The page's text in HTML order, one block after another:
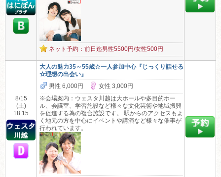
ネット予約：前日迄男性5500円/女性500円
8/15
(土)
18:15
大人の魅力35～55歳☆一人参加中心『じっくり話せる
☆理想の出会い』
男性 6,000円
女性 3,000円
※会場案内：ウェスタ川越は大ホールや多目的ホー
ル、会議室、学習施設など様々な文化芸術や地域振興
を促進する為の複合施設です。 駅からのアクセスもよ
く地元の方を中心にイベントや講演など様々な催事が
行われています。